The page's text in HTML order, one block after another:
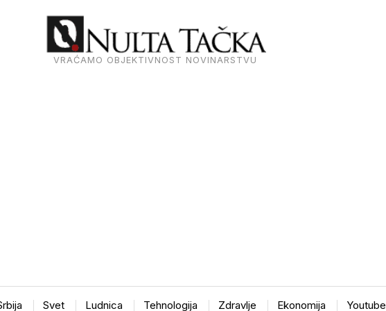
VRAĆAMO OBJEKTIVNOST NOVINARSTVU
Svet Ludnica Tehnologija Zdravlje Ekonomija Youtube